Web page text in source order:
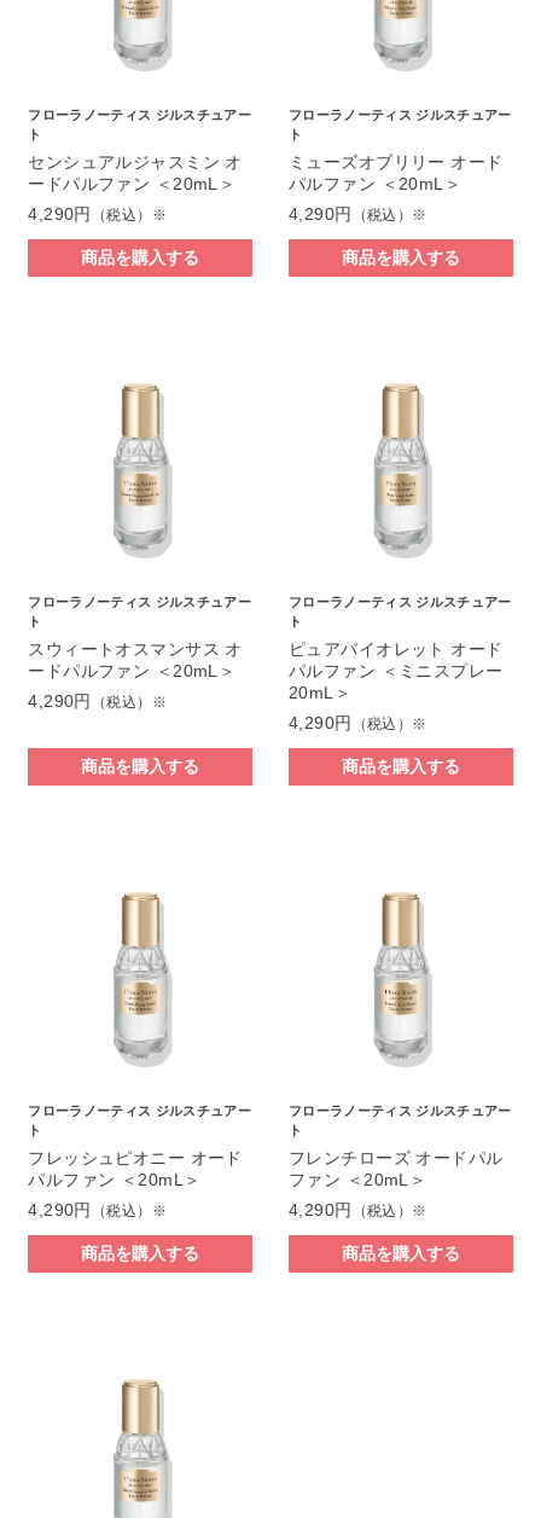
フローラノーティス ジルスチュアー
ト
センシュアルジャスミン オ
ードパルファン ＜20mL＞
4,290円
（税込）※
商品を購入する
フローラノーティス ジルスチュアー
ト
ミューズオブリリー オード
パルファン ＜20mL＞
4,290円
（税込）※
商品を購入する
フローラノーティス ジルスチュアー
ト
スウィートオスマンサス オ
ードパルファン ＜20mL＞
4,290円
（税込）※
商品を購入する
フローラノーティス ジルスチュアー
ト
ピュアバイオレット オード
パルファン ＜ミニスプレー
20mL＞
4,290円
（税込）※
商品を購入する
フローラノーティス ジルスチュアー
ト
フレッシュピオニー オード
パルファン ＜20mL＞
4,290円
（税込）※
商品を購入する
フローラノーティス ジルスチュアー
ト
フレンチローズ オードパル
ファン ＜20mL＞
4,290円
（税込）※
商品を購入する